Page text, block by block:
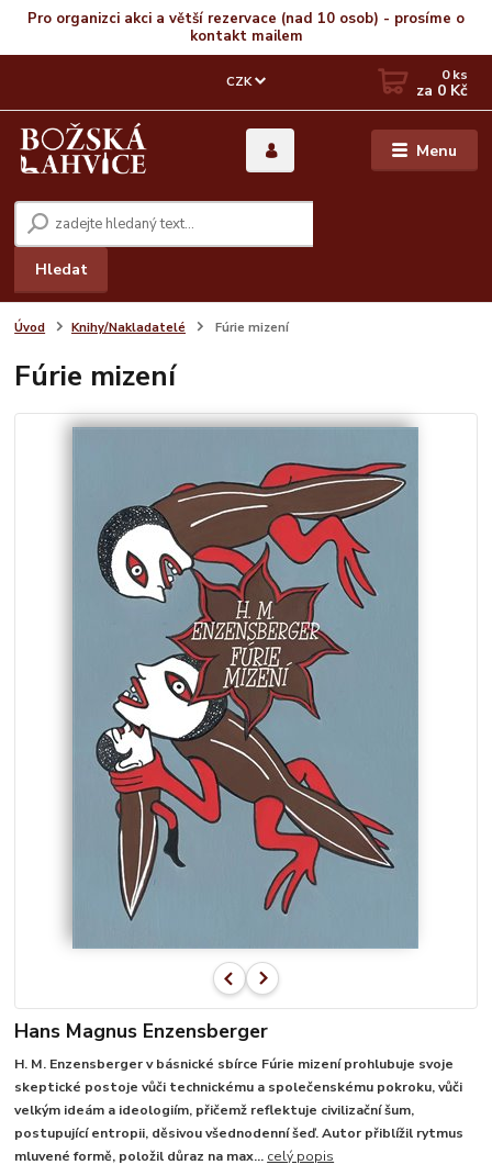
Pro organizci akci a větší rezervace (nad 10 osob) - prosíme o
kontakt mailem
Menu
CZK
Hledat
0ks
za 0 Kč
Úvod Knihy/Nakladatelé Fúrie mizení
Fúrie mizení
Hans Magnus Enzensberger
H. M. Enzensberger v básnické sbírce Fúrie mizení prohlubuje svoje
skeptické postoje vůči technickému a společenskému pokroku, vůči
velkým ideám a ideologiím, přičemž reflektuje civilizační šum,
postupující entropii, děsivou všednodenní šeď. Autor přiblížil rytmus
mluvené formě, položil důraz na max... celý popis